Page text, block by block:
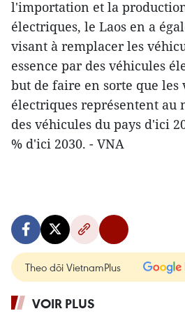
l'importation et la
électriques, le Laos en a
visant à remplacer les
essence par des véhicules
but de faire en sorte que les
électriques représentent au
des véhicules du pays d'ici
% d'ici 2030. - VNA
Theo dõi VietnamPlus
VOIR PLUS